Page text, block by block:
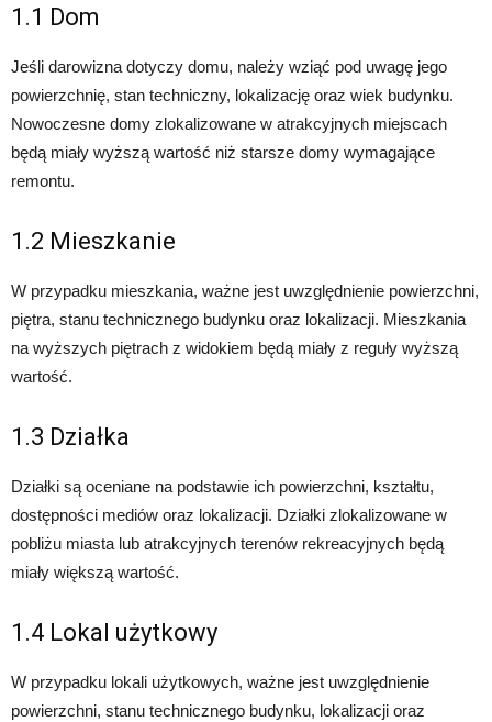
1.1 Dom
Jeśli darowizna dotyczy domu, należy wziąć pod uwagę jego
powierzchnię, stan techniczny, lokalizację oraz wiek budynku.
Nowoczesne domy zlokalizowane w atrakcyjnych miejscach
będą miały wyższą wartość niż starsze domy wymagające
remontu.
1.2 Mieszkanie
W przypadku mieszkania, ważne jest uwzględnienie powierzchni,
piętra, stanu technicznego budynku oraz lokalizacji. Mieszkania
na wyższych piętrach z widokiem będą miały z reguły wyższą
wartość.
1.3 Działka
Działki są oceniane na podstawie ich powierzchni, kształtu,
dostępności mediów oraz lokalizacji. Działki zlokalizowane w
pobliżu miasta lub atrakcyjnych terenów rekreacyjnych będą
miały większą wartość.
1.4 Lokal użytkowy
W przypadku lokali użytkowych, ważne jest uwzględnienie
powierzchni, stanu technicznego budynku, lokalizacji oraz